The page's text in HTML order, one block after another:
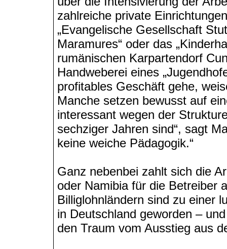
zahlreiche private
„Evangelische Gesellschaft
Maramures“ oder das
rumänischen Karpartendorf
Handweberei eines
profitables Geschäft gehe,
Manche setzen bewusst auf
interessant wegen der
sechziger Jahren sind“, sagt
keine weiche Pädagogik.“
Ganz nebenbei zahlt sich die
oder Namibia für die Betreiber
Billiglohnländern sind zu einer
in Deutschland geworden –
den Traum vom Ausstieg aus